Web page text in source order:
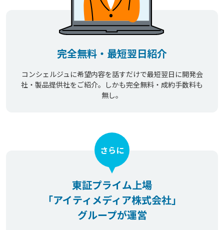
完全無料・最短翌日紹介
コンシェルジュに希望内容を話すだけで最短翌日に開発会
社・製品提供社をご紹介。しかも完全無料・成約手数料も
無し。
東証プライム上場
「アイティメディア株式会社」
グループが運営
さらに